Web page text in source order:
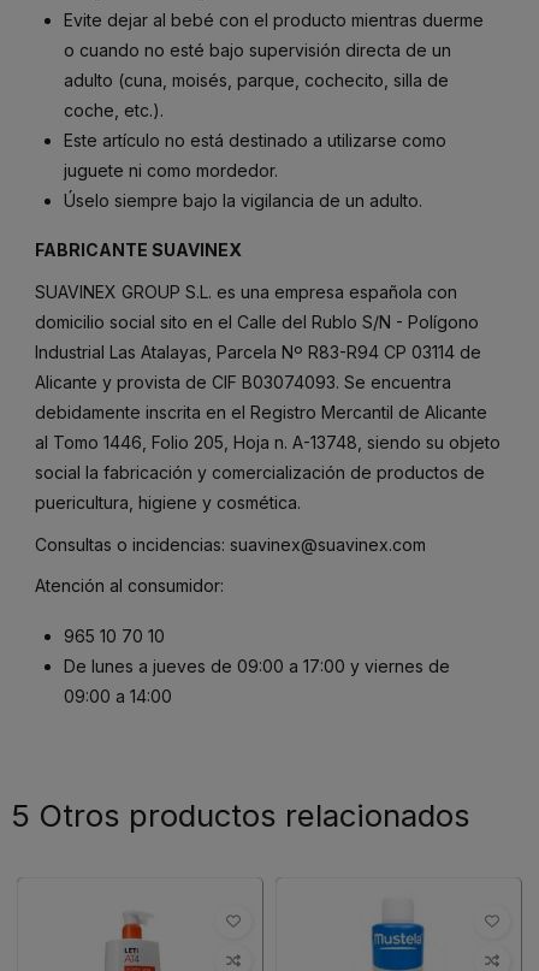
Evite dejar al bebé con el producto mientras duerme
o cuando no esté bajo supervisión directa de un
adulto (cuna, moisés, parque, cochecito, silla de
coche, etc.).
Este artículo no está destinado a utilizarse como
juguete ni como mordedor.
Úselo siempre bajo la vigilancia de un adulto.
FABRICANTE SUAVINEX
SUAVINEX GROUP S.L. es una empresa española con
domicilio social sito en el Calle del Rublo S/N - Polígono
Industrial Las Atalayas, Parcela Nº R83-R94 CP 03114 de
Alicante y provista de CIF B03074093. Se encuentra
debidamente inscrita en el Registro Mercantil de Alicante
al Tomo 1446, Folio 205, Hoja n. A-13748, siendo su objeto
social la fabricación y comercialización de productos de
puericultura, higiene y cosmética.
Consultas o incidencias: suavinex@suavinex.com
Atención al consumidor:
965 10 70 10
De lunes a jueves de 09:00 a 17:00 y viernes de
09:00 a 14:00
5 Otros productos relacionados